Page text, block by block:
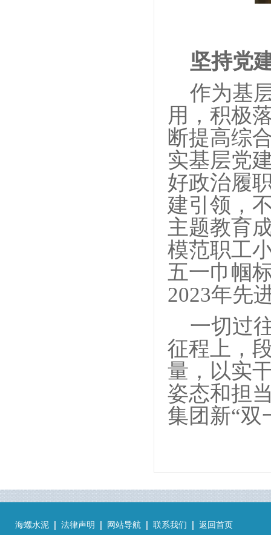
坚持党
作为基
用，积极
断提高综
实基层党
好政治履
建引领，
主题教育
模范职工
五一巾帼
2023年先
一切过
征程上，
量，以实
姿态和担
集团新“双
海螺水泥 法律声明 网站导航 联系我们 返回首页